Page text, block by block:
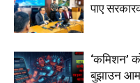
पाए
‘कमिशन’
बुझाउन